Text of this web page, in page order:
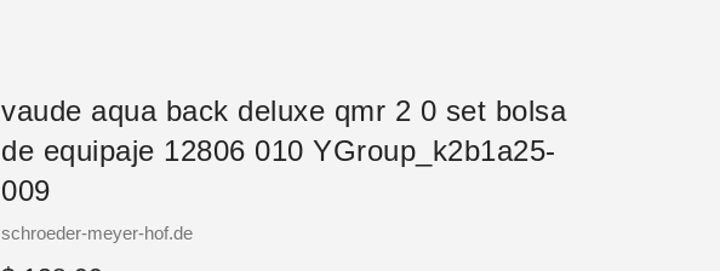
vaude aqua back deluxe qmr 2 0 set bolsa
de equipaje 12806 010 YGroup_k2b1a25-
009
Vendor
schroeder-meyer-hof.de